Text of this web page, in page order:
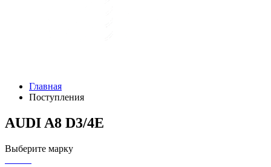
Главная
Поступления
AUDI A8 D3/4E
Выберите марку